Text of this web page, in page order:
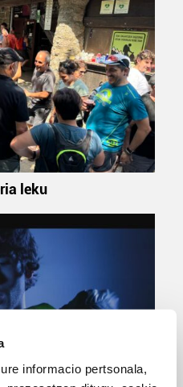
informacio pertsonala,
leku